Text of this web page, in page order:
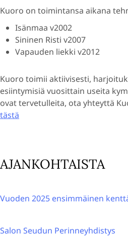
Kuoro on toimintansa aikana
Isänmaa v2002
Sininen Risti v2007
Vapauden liekki v2012
Kuoro toimii aktiivisesti,
esiintymisiä vuosittain useita
ovat tervetulleita, ota yhteyttä
tästä
AJANKOHTAISTA
Vuoden 2025 ensimmäinen
Salon Seudun Perinneyhdistys